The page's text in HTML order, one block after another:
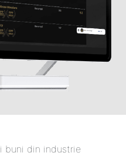
buni din industrie